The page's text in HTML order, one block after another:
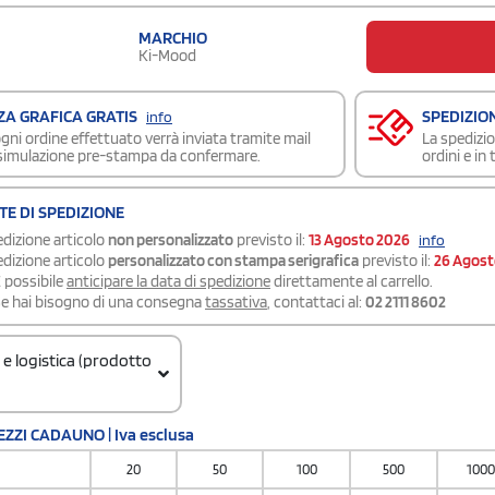
MARCHIO
Ki-Mood
GRAFICA GRATIS info
ordine effettuato verrà inviata tramite mail
pre-stampa da confermare.
La
ordini e in
DI SPEDIZIONE
articolo non personalizzato previsto il: 13 Agosto 2026 info
articolo personalizzato con stampa serigrafica previsto il: 26
possibileanticipare la data di spedizionedirettamente al carrello.
hai bisogno di una consegnatassativa , contattaci al: 02 2111 8602
e logistica (prodotto
CADAUNO | Iva esclusa
20 50 100 500 1000